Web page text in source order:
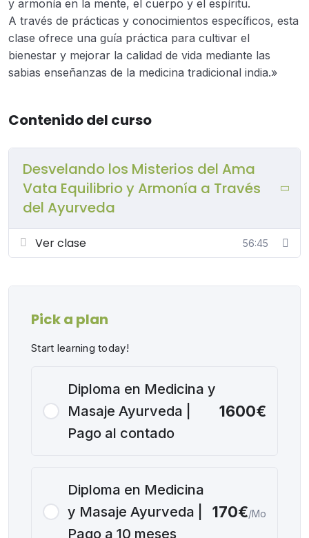
y armonía en la mente, el cuerpo y el espíritu.
A través de prácticas y conocimientos específicos, esta
clase ofrece una guía práctica para cultivar el
bienestar y mejorar la calidad de vida mediante las
sabias enseñanzas de la medicina tradicional india.»
Contenido del curso
Desvelando los Misterios del Ama
Vata Equilibrio y Armonía a Través
del Ayurveda
Ver clase 56:45
Pick a plan
Start learning today!
Diploma en Medicina y
Masaje Ayurveda |
Pago al contado
1600€
Diploma en Medicina
y Masaje Ayurveda |
Pago a 10 meses
170€/Mo